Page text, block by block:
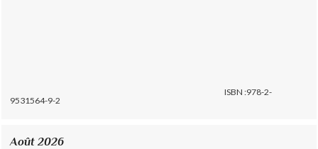
ISBN :978-2-
9531564-9-2
Août 2026